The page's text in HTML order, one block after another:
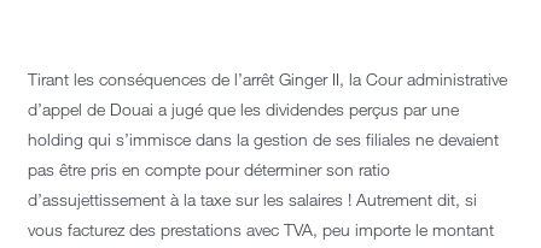
Tirant les conséquences de l’arrêt Ginger II, la Cour administrative
d’appel de Douai a jugé que les dividendes perçus par une
holding qui s’immisce dans la gestion de ses filiales ne devaient
pas être pris en compte pour déterminer son ratio
d’assujettissement à la taxe sur les salaires ! Autrement dit, si
vous facturez des prestations avec TVA, peu importe le montant